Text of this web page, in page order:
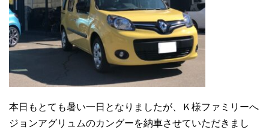
本日もとても暑い一日となりましたが、Ｋ様ファミリーへ
ジョンアグリュムのカングーを納車させていただきまし